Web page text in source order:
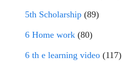
5th Scholarship (89)
6 Home work (80)
6 th e learning video (117)